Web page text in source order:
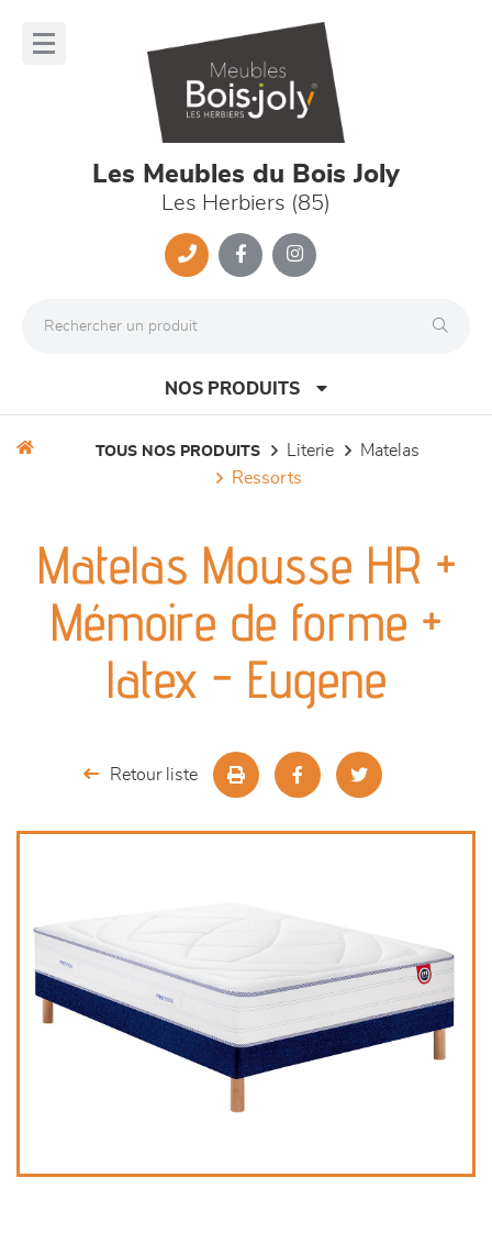
Les Meubles du Bois Joly
Les Herbiers (85)
NOS PRODUITS
séjours
meubles de complément
chambres et dressing
TOUS NOS PRODUITS literie
matelas
ressorts
Matelas Mousse HR +
Mémoire de forme +
latex - Eugene
Retour liste